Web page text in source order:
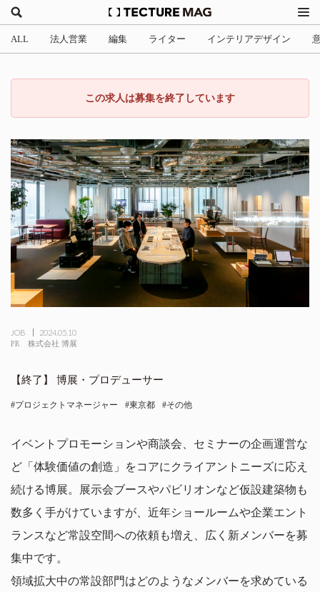
ALL 法人営業 編集 ライター インテリアデザイン
この求人は募集を終了しています
JOB 2024.05.10
PR 株式会社 博展
博展・プロデューサー
プロジェクトマネージャー 東京都 その他
イベントプロモーションや商談会、セミナーの企画運営な
ど「体験価値の創造」をコアにクライアントニーズに応え
続ける博展。展示会ブースやパビリオンなど仮設建築物も
数多く手がけていますが、近年ショールームや企業エント
ランスなど常設空間への依頼も増え、広く新メンバーを募
集中です。
領域拡大中の常設部門はどのようなメンバーを求めている